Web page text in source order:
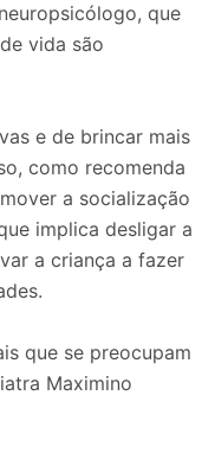
que
vida são
e de brincar mais
como recomenda
a socialização
implica desligar a
a criança a fazer
que se preocupam
Maximino